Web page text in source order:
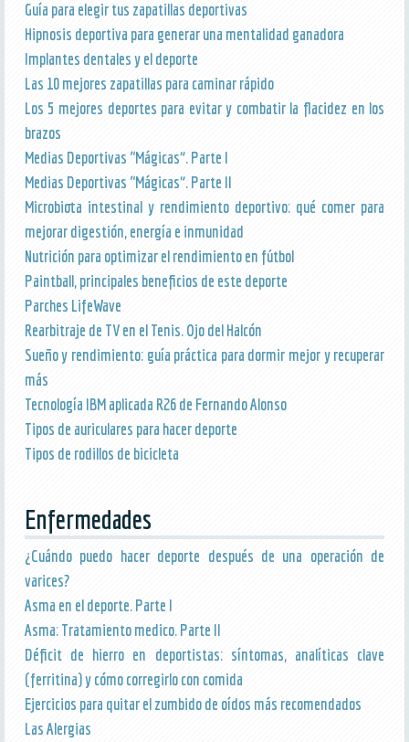
Guía para elegir tus zapatillas deportivas
Hipnosis deportiva para generar una mentalidad ganadora
Implantes dentales y el deporte
Las 10 mejores zapatillas para caminar rápido
Los 5 mejores deportes para evitar y combatir la flacidez en los
brazos
Medias Deportivas “Mágicas”. Parte I
Medias Deportivas “Mágicas”. Parte II
Microbiota intestinal y rendimiento deportivo: qué comer para
mejorar digestión, energía e inmunidad
Nutrición para optimizar el rendimiento en fútbol
Paintball, principales beneficios de este deporte
Parches LifeWave
Rearbitraje de TV en el Tenis. Ojo del Halcón
Sueño y rendimiento: guía práctica para dormir mejor y recuperar
más
Tecnología IBM aplicada R26 de Fernando Alonso
Tipos de auriculares para hacer deporte
Tipos de rodillos de bicicleta
Enfermedades
¿Cuándo puedo hacer deporte después de una operación de
varices?
Asma en el deporte. Parte I
Asma: Tratamiento medico. Parte II
Déficit de hierro en deportistas: síntomas, analíticas clave
(ferritina) y cómo corregirlo con comida
Ejercicios para quitar el zumbido de oídos más recomendados
Las Alergias